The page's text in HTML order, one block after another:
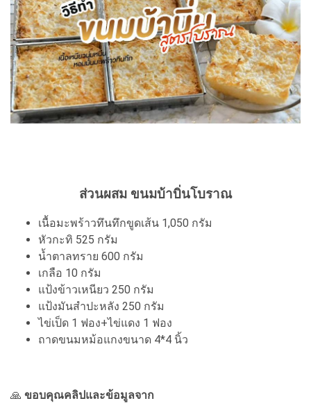
ส่วนผสม ขนมบ้าบิ่นโบราณ
เนื้อมะพร้าวทึนทึกขูดเส้น 1,050 กรัม
หัวกะทิ 525 กรัม
น้ำตาลทราย 600 กรัม
เกลือ 10 กรัม
แป้งข้าวเหนียว 250 กรัม
แป้งมันสำปะหลัง 250 กรัม
ไข่เป็ด 1 ฟอง+ไข่แดง 1 ฟอง
ถาดขนมหม้อแกงขนาด 4*4 นิ้ว
🙏 ขอบคุณคลิปและข้อมูลจาก